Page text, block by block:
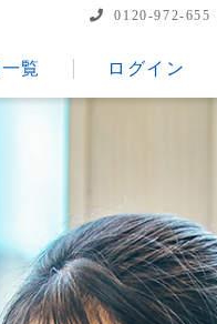
0120-972-655
覧 ログイン